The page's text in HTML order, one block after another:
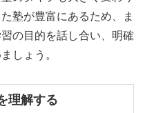
塾が豊富にあるため、ま
の目的を話し合い、明確
しょう。
理解する